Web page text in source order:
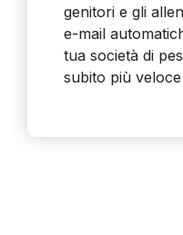
genitori e gli
e-mail
tua società di
subito più